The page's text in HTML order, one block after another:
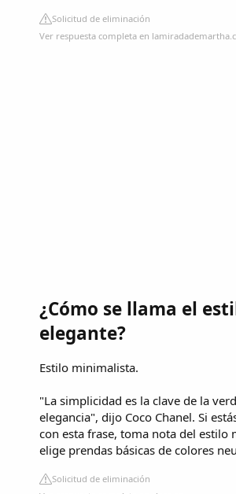
Solicitud de eliminación
Ver respuesta completa en
¿Cómo se llama el
elegante?
Estilo minimalista.
"La simplicidad es la clave de la
elegancia", dijo Coco Chanel. Si
con esta frase, toma nota del estilo
elige prendas básicas de colores
Solicitud de eliminación